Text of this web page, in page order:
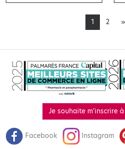
1 2 »
Je souhaite m'inscrire
Facebook Instagram